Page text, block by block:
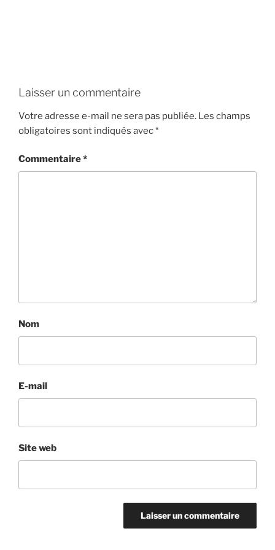
Laisser un commentaire
Votre adresse e-mail ne sera pas publiée. Les champs
obligatoires sont indiqués avec*
Commentaire*
Nom
E-mail
Site web